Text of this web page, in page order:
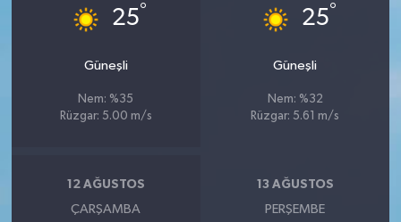
25°
Güneşli
Nem: %35
Rüzgar: 5.00 m/s
25°
Güneşli
Nem: %32
Rüzgar: 5.61 m/s
12 AĞUSTOS
ÇARŞAMBA
13 AĞUSTOS
PERŞEMBE